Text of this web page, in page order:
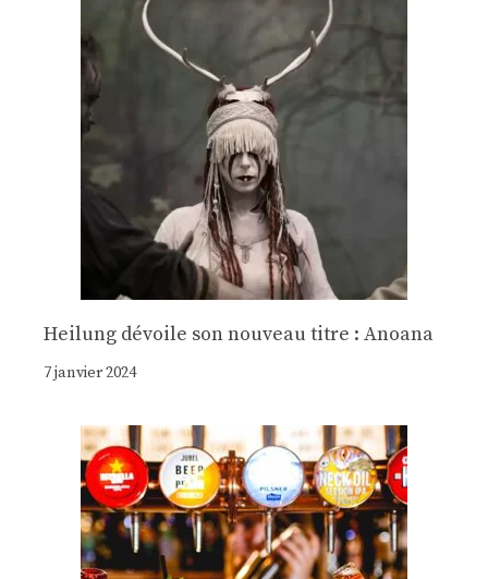
Heilung dévoile son nouveau titre : Anoana
7 janvier 2024